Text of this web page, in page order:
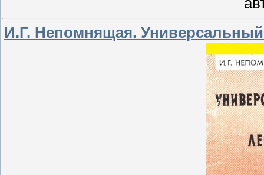
И.Г. Непомнящая.